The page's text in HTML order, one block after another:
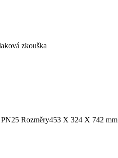
zkouška
Rozměry453 X 324 X 742 mm